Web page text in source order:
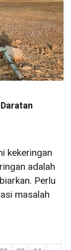
kekeringan
adalah
Perlu
masalah